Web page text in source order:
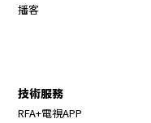
播客
技術服務
RFA+電視APP